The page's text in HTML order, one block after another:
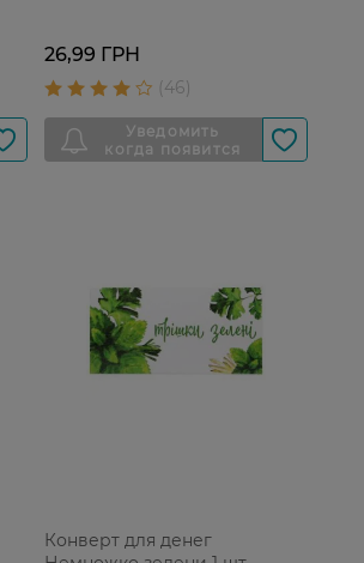
26,99 ГРН
Конверт для денег